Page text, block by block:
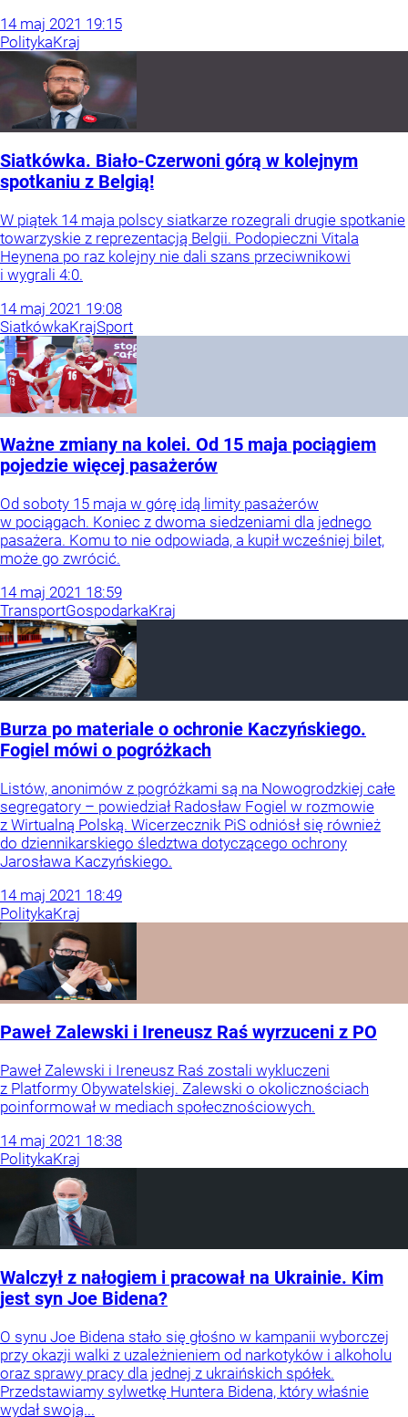
14 maj 2021 19:15
PolitykaKraj
Siatkówka. Biało-Czerwoni górą w kolejnym
spotkaniu z Belgią!
W piątek 14 maja polscy siatkarze rozegrali drugie spotkanie
towarzyskie z reprezentacją Belgii. Podopieczni Vitala
Heynena po raz kolejny nie dali szans przeciwnikowi
i wygrali 4:0.
14 maj 2021 19:08
SiatkówkaKrajSport
Ważne zmiany na kolei. Od 15 maja pociągiem
pojedzie więcej pasażerów
Od soboty 15 maja w górę idą limity pasażerów
w pociągach. Koniec z dwoma siedzeniami dla jednego
pasażera. Komu to nie odpowiada, a kupił wcześniej bilet,
może go zwrócić.
14 maj 2021 18:59
TransportGospodarkaKraj
Burza po materiale o ochronie Kaczyńskiego.
Fogiel mówi o pogróżkach
Listów, anonimów z pogróżkami są na Nowogrodzkiej całe
segregatory – powiedział Radosław Fogiel w rozmowie
z Wirtualną Polską. Wicerzecznik PiS odniósł się również
do dziennikarskiego śledztwa dotyczącego ochrony
Jarosława Kaczyńskiego.
14 maj 2021 18:49
PolitykaKraj
Paweł Zalewski i Ireneusz Raś wyrzuceni z PO
Paweł Zalewski i Ireneusz Raś zostali wykluczeni
z Platformy Obywatelskiej. Zalewski o okolicznościach
poinformował w mediach społecznościowych.
14 maj 2021 18:38
PolitykaKraj
Walczył z nałogiem i pracował na Ukrainie. Kim
jest syn Joe Bidena?
O synu Joe Bidena stało się głośno w kampanii wyborczej
przy okazji walki z uzależnieniem od narkotyków i alkoholu
oraz sprawy pracy dla jednej z ukraińskich spółek.
Przedstawiamy sylwetkę Huntera Bidena, który właśnie
wydał swoją...